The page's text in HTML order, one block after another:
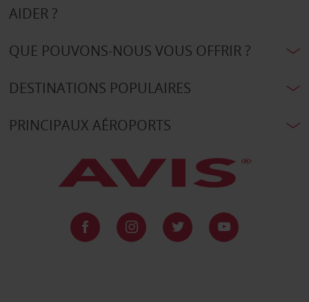
AIDER ?
QUE POUVONS-NOUS VOUS OFFRIR ?
DESTINATIONS POPULAIRES
PRINCIPAUX AÉROPORTS